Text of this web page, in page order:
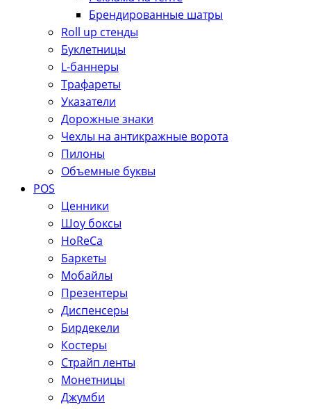
Брендированные шатры
Roll up стенды
Буклетницы
L-баннеры
Трафареты
Указатели
Дорожные знаки
Чехлы на антикражные ворота
Пилоны
Объемные буквы
POS
Ценники
Шоу боксы
HoReCa
Баркеты
Мобайлы
Презентеры
Диспенсеры
Бирдекели
Костеры
Страйп ленты
Монетницы
Джумби